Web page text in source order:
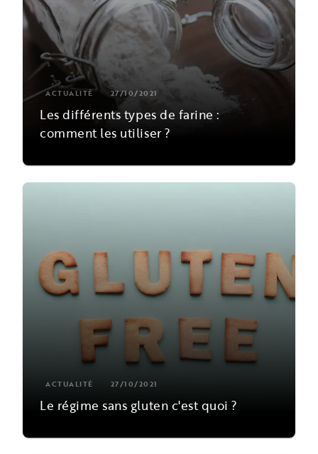
ACTUALITÉ 27/10/2021
Les différents types de farine :
comment les utiliser ?
ACTUALITÉ 27/10/2021
Le régime sans gluten c'est quoi ?